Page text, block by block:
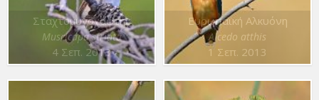
Σταχτομυγοχάφτης
Muscicapa striata
4 Σεπ. 2013
Ευρωπαϊκή Αλκυόνη
Alcedo atthis
1 Σεπ. 2013